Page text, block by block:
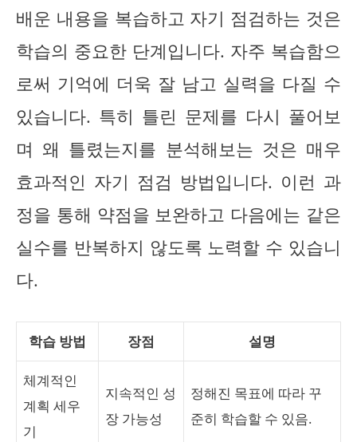
배운 내용을 복습하고 자기 점검하는 것은
학습의 중요한 단계입니다. 자주 복습함으
로써 기억에 더욱 잘 남고 실력을 다질 수
있습니다. 특히 틀린 문제를 다시 풀어보
며 왜 틀렸는지를 분석해보는 것은 매우
효과적인 자기 점검 방법입니다. 이런 과
정을 통해 약점을 보완하고 다음에는 같은
실수를 반복하지 않도록 노력할 수 있습니
다.
학습 방법 장점 설명
체계적인
계획 세우
기
지속적인 성
장 가능성
정해진 목표에 따라 꾸
준히 학습할 수 있음.